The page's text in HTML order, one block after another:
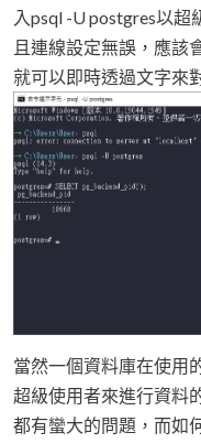
入psql -U postgres以
且連線設定無誤，應該
就可以即時透過文字來
當然一個資料庫在使用
超級使用者來進行資料
都有蠻大的問題，而如